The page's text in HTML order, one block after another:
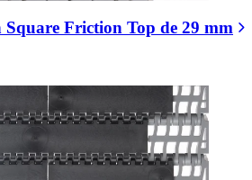
Friction Top de 29 mm